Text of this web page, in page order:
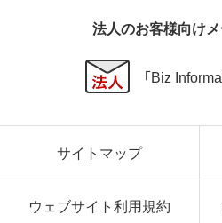
法人のお客様向け
「Biz
サイトマップ
ウェブサイト利用規約